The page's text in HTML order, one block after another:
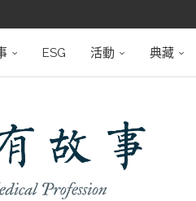
ESG 活動 典藏